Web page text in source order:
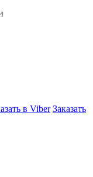
в Viber Заказать